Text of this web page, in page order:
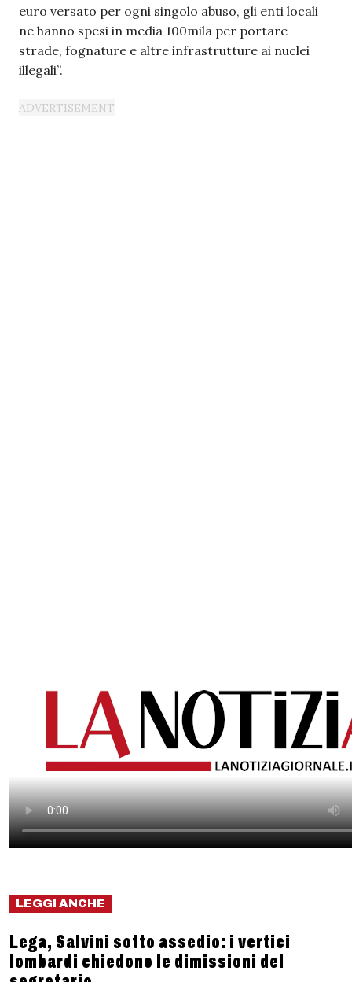
euro versato per ogni singolo abuso, gli enti locali
ne hanno spesi in media 100mila per portare
strade, fognature e altre infrastrutture ai nuclei
illegali”.
LEGGI ANCHE
Lega, Salvini sotto assedio: i vertici
lombardi chiedono le dimissioni del